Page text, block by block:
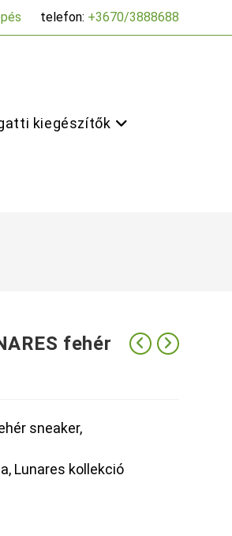
telefon: +3670/3888688
kiegészítők
fehér
sneaker,
Lunares kollekció